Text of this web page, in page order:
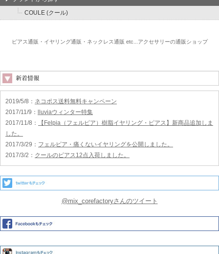
COULE (クール)
ピアス通販・イヤリング通販・ネックレス通販 etc...アクセサリーの通販ショップ
2019/5/8 ： ネコポス送料無料キャンペーン
2017/11/9 ： lluviaウィンター特集
2017/11/8 ：
【Felpia（フェルピア）樹脂イヤリング・ピアス】新商品追加しま
した。
2017/3/29 ： フェルピア・痛くないイヤリングを公開しました。
2017/3/2 ： クールのピアス12点入荷しました。
@mix_corefactoryさんのツイート